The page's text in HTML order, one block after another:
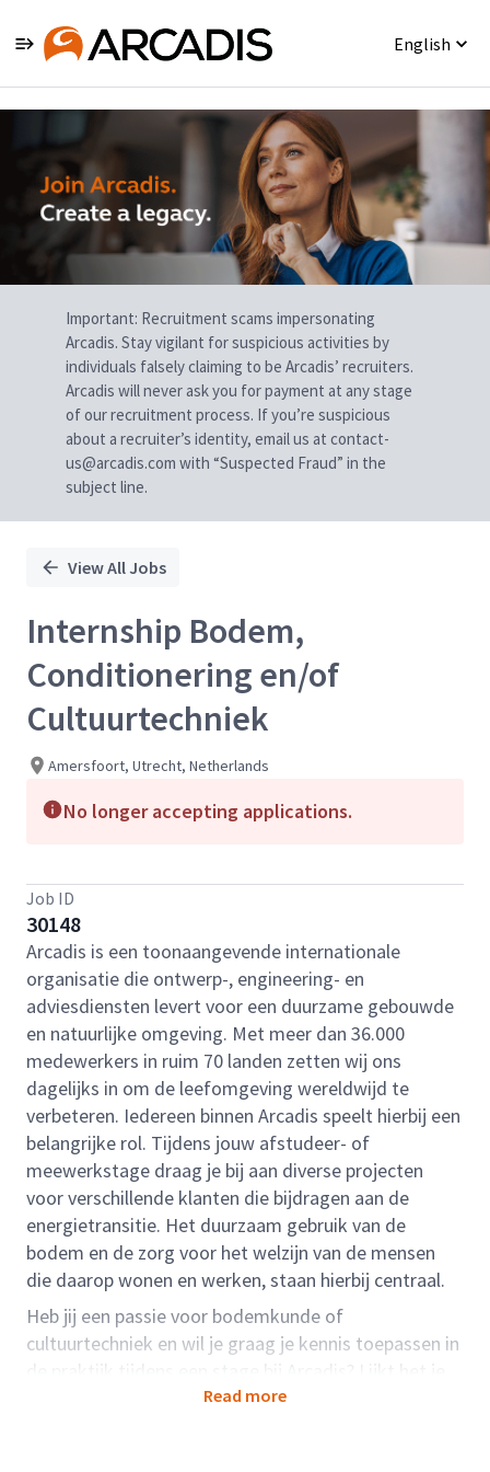
English
Single
Position
Important: Recruitment scams impersonating
Arcadis. Stay vigilant for suspicious activities by
individuals falsely claiming to be Arcadis’ recruiters.
Arcadis will never ask you for payment at any stage
of our recruitment process. If you’re suspicious
about a recruiter’s identity, email us at contact-
us@arcadis.com with “Suspected Fraud” in the
subject line.
View All Jobs
Internship Bodem,
Conditionering en/of
Cultuurtechniek
Amersfoort, Utrecht, Netherlands
No longer accepting applications.
Job ID
30148
Arcadis is een toonaangevende internationale
organisatie die ontwerp-, engineering- en
adviesdiensten levert voor een duurzame gebouwde
en natuurlijke omgeving. Met meer dan 36.000
medewerkers in ruim 70 landen zetten wij ons
dagelijks in om de leefomgeving wereldwijd te
verbeteren. Iedereen binnen Arcadis speelt hierbij een
belangrijke rol. Tijdens jouw afstudeer- of
meewerkstage draag je bij aan diverse projecten
voor verschillende klanten die bijdragen aan de
energietransitie. Het duurzaam gebruik van de
bodem en de zorg voor het welzijn van de mensen
die daarop wonen en werken, staan hierbij centraal.
Heb jij een passie voor bodemkunde of
cultuurtechniek en wil je graag je kennis toepassen in
de praktijk tijdens een stage bij Arcadis? Lijkt het je
interessant om te werken aan bodemvraagstukken
Read more